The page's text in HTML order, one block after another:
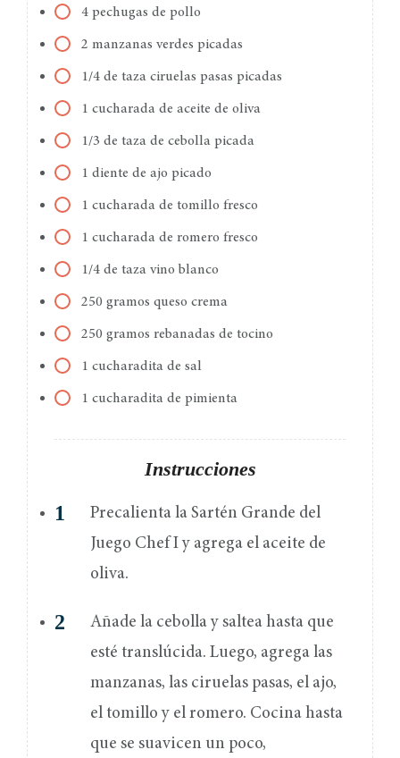
4 pechugas de pollo
2 manzanas verdes picadas
1/4 de taza ciruelas pasas picadas
1 cucharada de aceite de oliva
1/3 de taza de cebolla picada
1 diente de ajo picado
1 cucharada de tomillo fresco
1 cucharada de romero fresco
1/4 de taza vino blanco
250 gramos queso crema
250 gramos rebanadas de tocino
1 cucharadita de sal
1 cucharadita de pimienta
Instrucciones
Precalienta la Sartén Grande del
Juego Chef I y agrega el aceite de
oliva.
Añade la cebolla y saltea hasta que
esté translúcida. Luego, agrega las
manzanas, las ciruelas pasas, el ajo,
el tomillo y el romero. Cocina hasta
que se suavicen un poco,